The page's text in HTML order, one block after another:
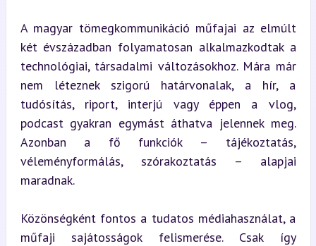
A magyar tömegkommunikáció műfajai az elmúlt
két évszázadban folyamatosan alkalmazkodtak a
technológiai, társadalmi változásokhoz. Mára már
nem léteznek szigorú határvonalak, a hír, a
tudósítás, riport, interjú vagy éppen a vlog,
podcast gyakran egymást áthatva jelennek meg.
Azonban a fő funkciók – tájékoztatás,
véleményformálás, szórakoztatás – alapjai
maradnak.
Közönségként fontos a tudatos médiahasználat, a
műfaji sajátosságok felismerése. Csak így